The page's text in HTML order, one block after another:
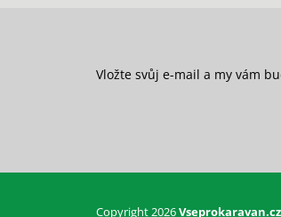
Vložte svůj e-mail a my vám
Copyright 2026Vseprokaravan.cz